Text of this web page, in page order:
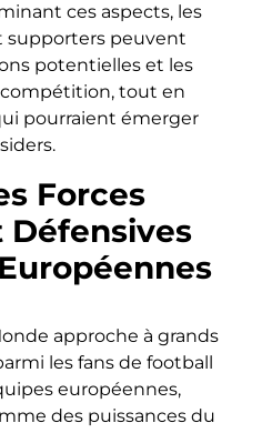
ces aspects, les
supporters peuvent
potentielles et les
compétition, tout en
pourraient émerger
Forces
Défensives
approche à grands
les fans de football
européennes,
des puissances du